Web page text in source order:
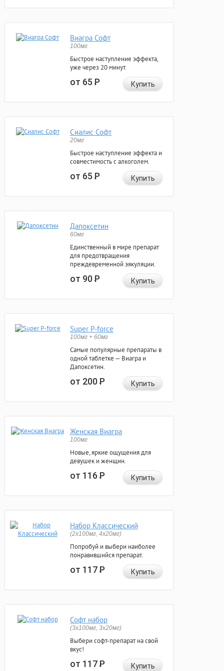
Виагра Софт
100мг
Быстрое наступление эффекта,
уже через 20 минут.
от 65Р Купить
Сиалис Софт
20мг
Быстрое наступление эффекта и
совместимость с алкоголем.
от 65Р Купить
Дапоксетин
60мг
Единственный в мире препарат
для предотвращения
преждевременной эякуляции.
от 90Р Купить
Super P-force
100мг + 60мг
Самые популярные препараты в
одной таблетке — Виагра и
Дапоксетин.
от 200Р Купить
Женская Виагра
100мг
Новые, яркие ощущения для
девушек и женщин.
от 116Р Купить
Набор Классический
(2x100мг, 4x20мг)
Попробуй и выбери наиболее
понравившийся препарат.
от 117Р Купить
Софт набор
(3x100мг, 3x20мг)
Выбери софт-препарат на свой
вкус!
от 117Р Купить